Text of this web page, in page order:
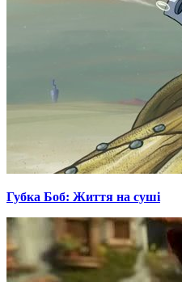
Губка Боб: Життя на суші